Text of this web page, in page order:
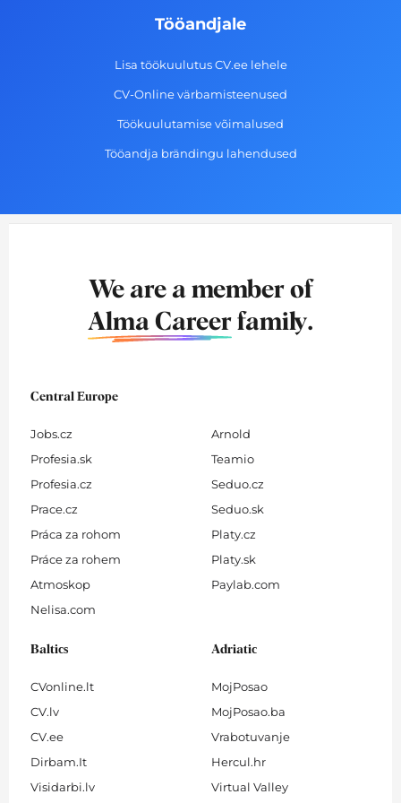
Tööandjale
Lisa töökuulutus CV.ee lehele
CV-Online värbamisteenused
Töökuulutamise võimalused
Tööandja brändingu lahendused
We are a member of
Alma Career family.
Central Europe
Jobs.cz
Profesia.sk
Profesia.cz
Prace.cz
Práca za rohom
Práce za rohem
Atmoskop
Nelisa.com
Arnold
Teamio
Seduo.cz
Seduo.sk
Platy.cz
Platy.sk
Paylab.com
Baltics
CVonline.lt
CV.lv
CV.ee
Dirbam.It
Visidarbi.lv
Adriatic
MojPosao
MojPosao.ba
Vrabotuvanje
Hercul.hr
Virtual Valley